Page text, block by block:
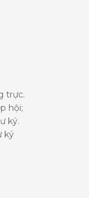
trực.
hội;
ký.
ký